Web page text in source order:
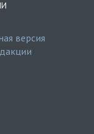
версия